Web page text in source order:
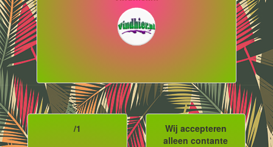
/1
Wij accepteren
alleen contante